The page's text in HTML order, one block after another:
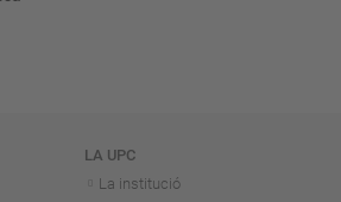
LA UPC
La institució